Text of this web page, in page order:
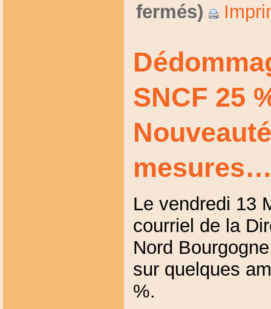
fermés)
SNCF 25
Le vendredi 13
courriel de la
Nord
sur quelques
%.